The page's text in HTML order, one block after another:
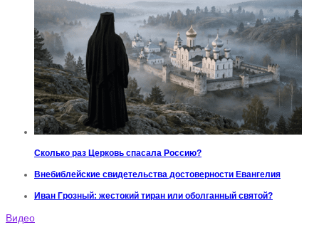
Сколько раз Церковь спасала Россию?
Внебиблейские свидетельства достоверности Евангелия
Иван Грозный: жестокий тиран или оболганный святой?
Видео